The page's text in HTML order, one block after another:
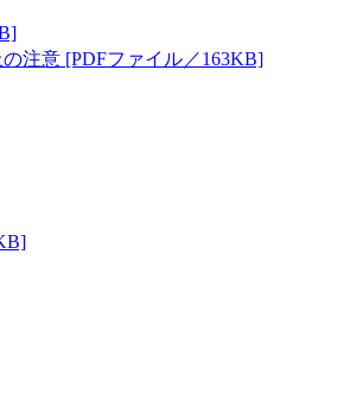
注意 [PDFファイル／163KB]